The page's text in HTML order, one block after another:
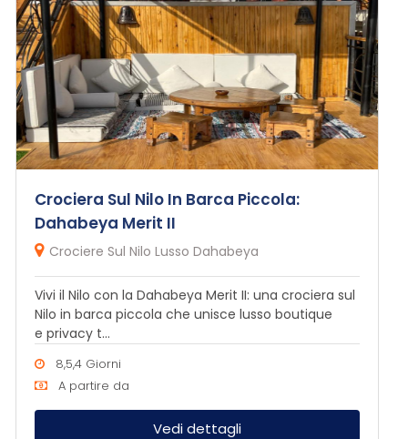
Crociera Sul Nilo In Barca Piccola:
Dahabeya Merit II
Crociere Sul Nilo Lusso Dahabeya
Vivi il Nilo con la Dahabeya Merit II: una crociera sul
Nilo in barca piccola che unisce lusso boutique
e privacy t...
8,5,4 Giorni
A partire da
Vedi dettagli